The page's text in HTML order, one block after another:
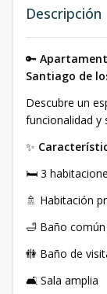
Descripción
🔑
Santiago de
Descubre un
funcionalidad y
✨
🛏️ 3
🚿 Habitación
🛁 Baño
🚻 Baño de
🛋️ Sala amplia